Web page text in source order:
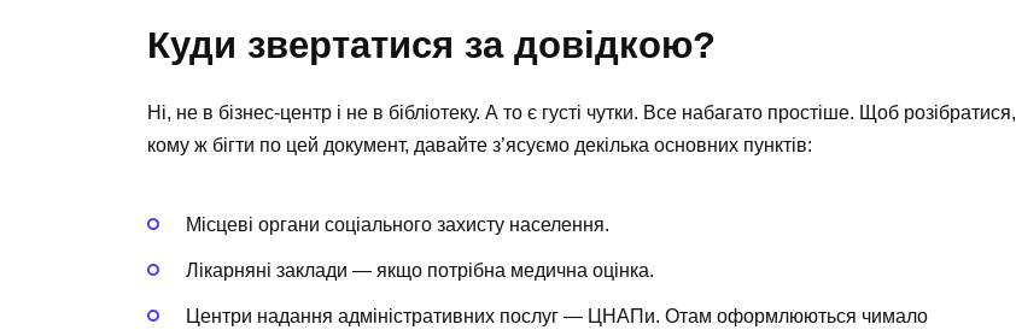
Куди звертатися за довідкою?
Ні, не в бізнес-центр і не в бібліотеку. А то є густі чутки. Все набагато простіше. Щоб розібратися,
кому ж бігти по цей документ, давайте з’ясуємо декілька основних пунктів:
Місцеві органи соціального захисту населення.
Лікарняні заклади — якщо потрібна медична оцінка.
Центри надання адміністративних послуг — ЦНАПи. Отам оформлюються чимало